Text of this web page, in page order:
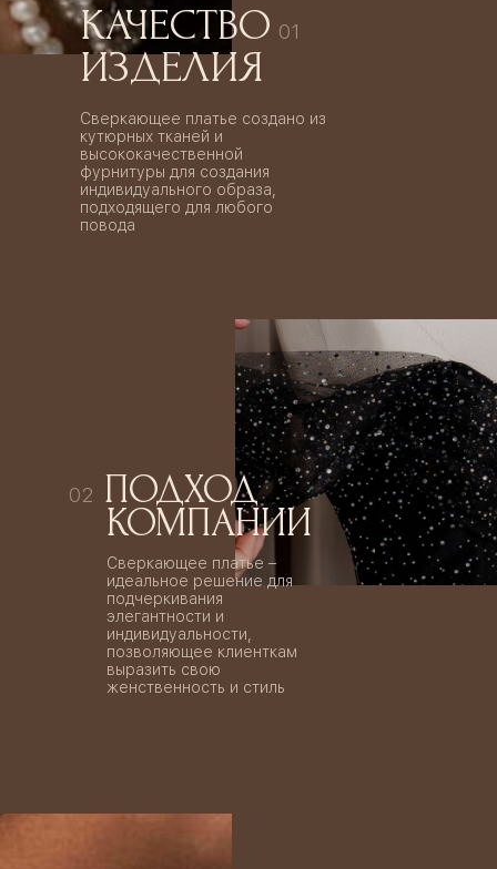
КАЧЕСТВО01
ИЗДЕЛИЯ
Сверкающее платье создано из
кутюрных тканей и
высококачественной
фурнитуры для создания
индивидуального образа,
подходящего для любого
повода
02 ПОДХОД
КОМПАНИИ
Сверкающее платье –
идеальное решение для
подчеркивания
элегантности и
индивидуальности,
позволяющее клиенткам
выразить свою
женственность и стиль